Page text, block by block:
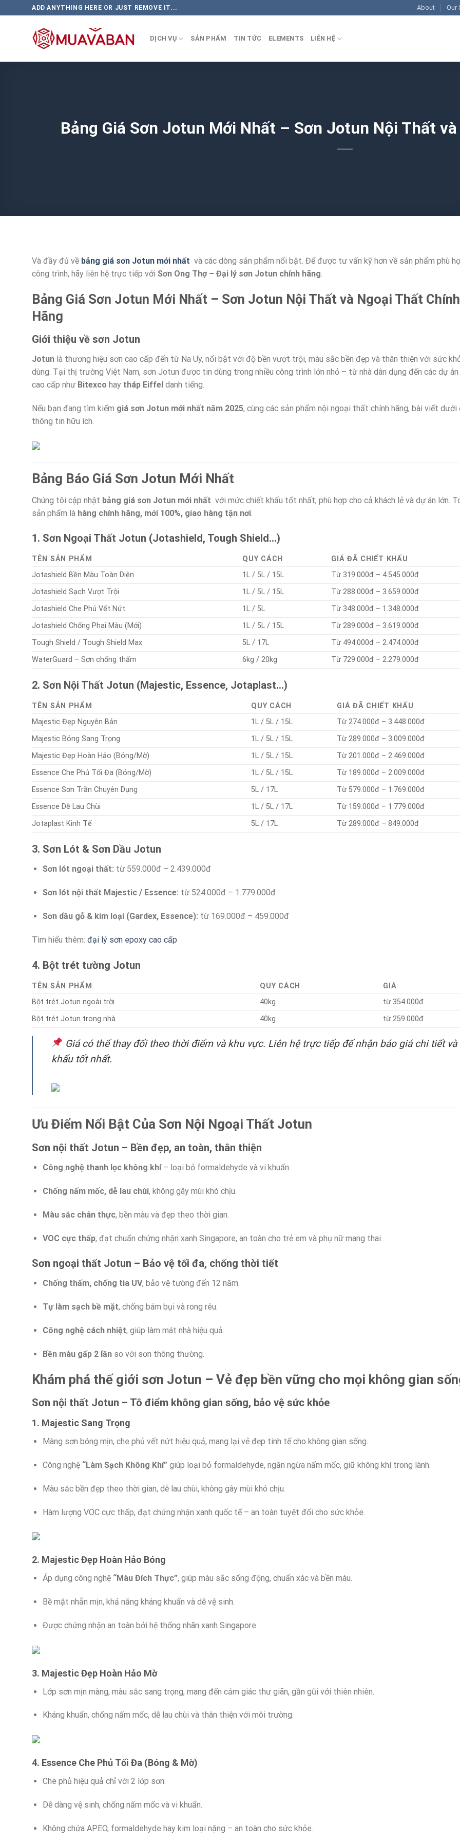
to
ADD ANYTHING HERE OR JUST REMOVE IT... About Our
DỊCH VỤ SẢN PHẨM TIN TỨC ELEMENTS LIÊN HỆ
Bảng Giá Sơn Jotun Mới Nhất – Sơn Jotun Nội Thất
Và đầy đủ về bảng giá sơn Jotun mới nhất và các dòng sản phẩm nổi bật. Để được tư vấn kỹ hơn về sản phẩm phù
công trình, hãy liên hệ trực tiếp với Sơn Ong Thợ – Đại lý sơn Jotun chính hãng
Bảng Giá Sơn Jotun Mới Nhất – Sơn Jotun Nội Thất và Ngoại Thất Chính
Hãng
Giới thiệu về sơn Jotun
Jotun là thương hiệu sơn cao cấp đến từ Na Uy, nổi bật với độ bền vượt trội, màu sắc bền đẹp và thân thiện với sức
dùng. Tại thị trường Việt Nam, sơn Jotun được tin dùng trong nhiều công trình lớn nhỏ – từ nhà dân dụng đến các dự
cao cấp như Bitexco hay tháp Eiffel danh tiếng.
Nếu bạn đang tìm kiếm giá sơn Jotun mới nhất năm 2025, cùng các sản phẩm nội ngoại thất chính hãng, bài viết dưới
thông tin hữu ích.
Bảng Báo Giá Sơn Jotun Mới Nhất
Chúng tôi cập nhật bảng giá sơn Jotun mới nhất với mức chiết khấu tốt nhất, phù hợp cho cả khách lẻ và dự án lớn.
sản phẩm là hàng chính hãng, mới 100%, giao hàng tận nơi
1. Sơn Ngoại Thất Jotun (Jotashield, Tough Shield…)
TÊN SẢN PHẨM QUY CÁCH
GIÁ ĐÃ CHIẾT KHẤU
Jotashield Bền Màu Toàn Diện
1L / 5L / 15L
Từ 319.000đ – 4.545.000đ
Jotashield Sạch Vượt Trội
1L / 5L / 15L
Từ 288.000đ – 3.659.000đ
Jotashield Che Phủ Vết Nứt
1L / 5L
Từ 348.000đ – 1.348.000đ
Jotashield Chống Phai Màu (Mới)
1L / 5L / 15L
Từ 289.000đ – 3.619.000đ
Tough Shield / Tough Shield Max
5L / 17L
Từ 494.000đ – 2.474.000đ
WaterGuard – Sơn chống thấm
6kg / 20kg Từ 729.000đ – 2.279.000đ
2. Sơn Nội Thất Jotun (Majestic, Essence, Jotaplast…)
TÊN SẢN PHẨM QUY CÁCH
GIÁ ĐÃ CHIẾT KHẤU
Majestic Đẹp Nguyên Bản
1L / 5L / 15L
Từ 274.000đ – 3.448.000đ
Majestic Bóng Sang Trọng
1L / 5L / 15L
Từ 289.000đ – 3.009.000đ
Majestic Đẹp Hoàn Hảo (Bóng/Mờ)
1L / 5L / 15L
Từ 201.000đ – 2.469.000đ
Essence Che Phủ Tối Đa (Bóng/Mờ)
1L / 5L / 15L
Từ 189.000đ – 2.009.000đ
Essence Sơn Trần Chuyên Dụng
5L / 17L
Từ 579.000đ – 1.769.000đ
Essence Dễ Lau Chùi
1L / 5L / 17L
Từ 159.000đ – 1.779.000đ
Jotaplast Kinh Tế
5L / 17L Từ 289.000đ – 849.000đ
3. Sơn Lót & Sơn Dầu Jotun
Sơn lót ngoại thất: từ 559.000đ – 2.439.000đ
Sơn lót nội thất Majestic / Essence: từ 524.000đ – 1.779.000đ
Sơn dầu gỗ & kim loại (Gardex, Essence): từ 169.000đ – 459.000đ
Tìm hiểu thêm: đại lý sơn epoxy cao cấp
4. Bột trét tường Jotun
TÊN SẢN PHẨM QUY CÁCH
GIÁ
Bột trét Jotun ngoài trời
40kg
từ 354.000đ
Bột trét Jotun trong nhà
40kg từ 259.000đ
Giá có thể thay đổi theo thời điểm và khu vực. Liên hệ trực tiếp để nhận báo giá chi tiết và
khấu tốt nhất.
Ưu Điểm Nổi Bật Của Sơn Nội Ngoại Thất Jotun
Sơn nội thất Jotun – Bền đẹp, an toàn, thân thiện
Công nghệ thanh lọc không khí– loại bỏ formaldehyde và vi khuẩn.
Chống nấm mốc, dễ lau chùi, không gây mùi khó chịu.
Màu sắc chân thực, bền màu và đẹp theo thời gian.
VOC cực thấp, đạt chuẩn chứng nhận xanh Singapore, an toàn cho trẻ em và phụ nữ mang thai.
Sơn ngoại thất Jotun – Bảo vệ tối đa, chống thời tiết
Chống thấm, chống tia UV, bảo vệ tường đến 12 năm.
Tự làm sạch bề mặt, chống bám bụi và rong rêu.
Công nghệ cách nhiệt, giúp làm mát nhà hiệu quả.
Bền màu gấp 2 lầnso với sơn thông thường.
Khám phá thế giới sơn Jotun – Vẻ đẹp bền vững cho mọi không gian
Sơn nội thất Jotun – Tô điểm không gian sống, bảo vệ sức khỏe
1. Majestic Sang Trọng
Màng sơn bóng mịn, che phủ vết nứt hiệu quả, mang lại vẻ đẹp tinh tế cho không gian sống.
Công nghệ “Làm Sạch Không Khí”giúp loại bỏ formaldehyde, ngăn ngừa nấm mốc, giữ không khí trong lành.
Màu sắc bền đẹp theo thời gian, dễ lau chùi, không gây mùi khó chịu.
Hàm lượng VOC cực thấp, đạt chứng nhận xanh quốc tế – an toàn tuyệt đối cho sức khỏe.
2. Majestic Đẹp Hoàn Hảo Bóng
Áp dụng công nghệ “Màu Đích Thực”, giúp màu sắc sống động, chuẩn xác và bền màu.
Bề mặt nhẵn mịn, khả năng kháng khuẩn và dễ vệ sinh.
Được chứng nhận an toàn bởi hệ thống nhãn xanh Singapore.
3. Majestic Đẹp Hoàn Hảo Mờ
Lớp sơn mịn màng, màu sắc sang trọng, mang đến cảm giác thư giãn, gần gũi với thiên nhiên.
Kháng khuẩn, chống nấm mốc, dễ lau chùi và thân thiện với môi trường.
4. Essence Che Phủ Tối Đa (Bóng & Mờ)
Che phủ hiệu quả chỉ với 2 lớp sơn.
Dễ dàng vệ sinh, chống nấm mốc và vi khuẩn.
Không chứa APEO, formaldehyde hay kim loại nặng – an toàn cho sức khỏe.